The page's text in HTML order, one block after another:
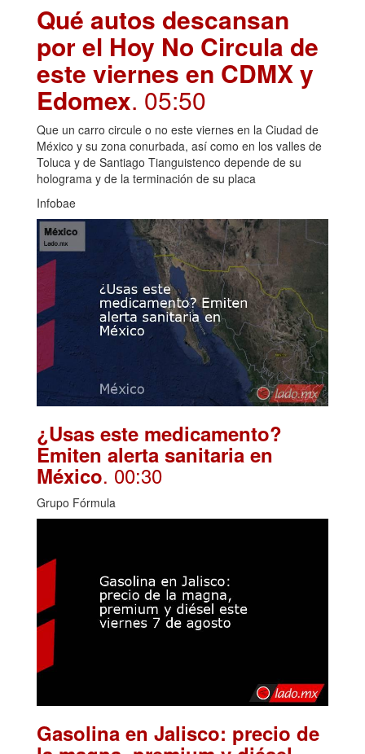
Qué autos descansan
por el Hoy No Circula de
este viernes en CDMX y
Edomex. 05:50
Que un carro circule o no este viernes en la Ciudad de
México y su zona conurbada, así como en los valles de
Toluca y de Santiago Tianguistenco depende de su
holograma y de la terminación de su placa
Infobae
¿Usas este medicamento?
Emiten alerta sanitaria en
México. 00:30
Grupo Fórmula
Gasolina en Jalisco: precio de